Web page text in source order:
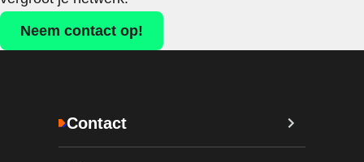
Neem contact op!
Contact